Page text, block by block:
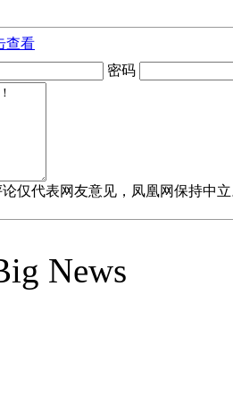
查看
密码
论仅代表网友意见，凤凰网保持中
News